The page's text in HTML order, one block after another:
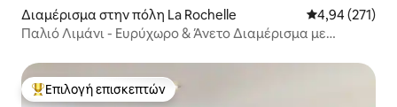
Διαμέρισμα στην πόλη La Rochelle Μέση
4,94 (271)
Παλιό Λιμάνι - Ευρύχωρο & Άνετο Διαμέρισμα με
Κορυφαία επιλογή επισκεπτών
Επιλογή επισκεπτών